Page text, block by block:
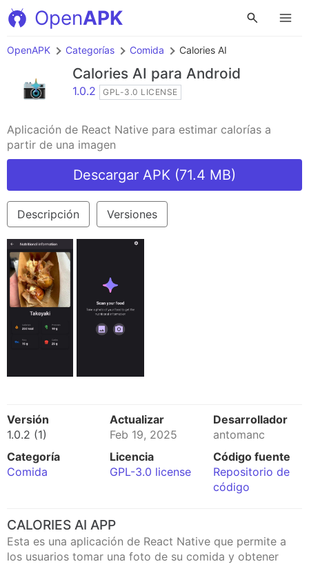
OpenAPK
OpenAPK Categorías Comida Calories AI
Calories AI para Android
1.0.2 GPL-3.0 LICENSE
Aplicación de React Native para estimar calorías a
partir de una imagen
Descargar APK (71.4 MB)
Descripción Versiones
Versión
1.0.2 (1)
Actualizar
Feb 19, 2025
Desarrollador
antomanc
Categoría
Comida
Licencia
GPL-3.0 license
Código fuente
Repositorio de
código
CALORIES AI APP
Esta es una aplicación de React Native que permite a
los usuarios tomar una foto de su comida y obtener